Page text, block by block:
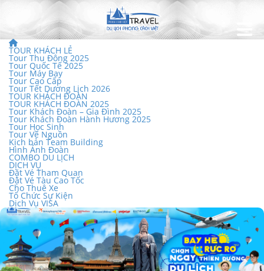
TOUR KHÁCH LẺ
Tour Thu Đông 2025
Tour Quốc Tế 2025
Tour Máy Bay
Tour Cao Cấp
Tour Tết Dương Lịch 2026
TOUR KHÁCH ĐOÀN
TOUR KHÁCH ĐOÀN 2025
Tour Khách Đoàn – Gia Đình 2025
Tour Khách Đoàn Hành Hương 2025
Tour Học Sinh
Tour Về Nguồn
Kịch bản Team Building
Hình Ảnh Đoàn
COMBO DU LỊCH
DỊCH VỤ
Đặt Vé Tham Quan
Đặt Vé Tàu Cao Tốc
Cho Thuê Xe
Tổ Chức Sự Kiện
Dịch Vụ VISA